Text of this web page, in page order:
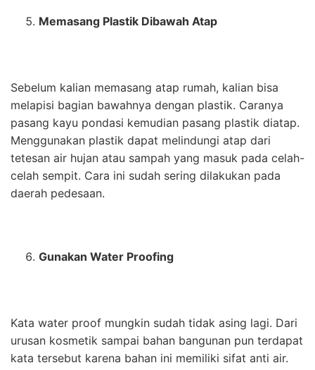
Memasang Plastik Dibawah Atap
Sebelum kalian memasang atap rumah, kalian bisa
melapisi bagian bawahnya dengan plastik. Caranya
pasang kayu pondasi kemudian pasang plastik diatap.
Menggunakan plastik dapat melindungi atap dari
tetesan air hujan atau sampah yang masuk pada celah-
celah sempit. Cara ini sudah sering dilakukan pada
daerah pedesaan.
Gunakan Water Proofing
Kata water proof mungkin sudah tidak asing lagi. Dari
urusan kosmetik sampai bahan bangunan pun terdapat
kata tersebut karena bahan ini memiliki sifat anti air.